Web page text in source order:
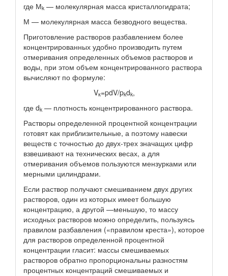
где Мk — молекулярная масса кристаллогидрата;
М — молекулярная масса безводного вещества.
Приготовление растворов разбавлением более
концентрированных удобно производить путем
отмеривания определенных объемов растворов и
воды, при этом объем концентрированного раствора
вычисляют по формуле:
Vк=pdV/pkdk,
где dk — плотность концентрированного раствора.
Растворы определенной процентной концентрации
готовят как приблизительные, а поэтому навески
веществ с точностью до двух-трех значащих цифр
взвешивают на технических весах, а для
отмеривания объемов пользуются мензурками или
мерными цилиндрами.
Если раствор получают смешиванием двух других
растворов, один из которых имеет большую
концентрацию, а другой —меньшую, то массу
исходных растворов можно определить, пользуясь
правилом разбавления («правилом креста»), которое
для растворов определенной процентной
концентрации гласит: массы смешиваемых
растворов обратно пропорциональны разностям
процентных концентраций смешиваемых и